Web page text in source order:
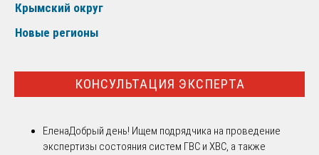
Крымский округ
Новые регионы
КОНСУЛЬТАЦИЯ ЭКСПЕРТА
ЕленаДобрый день! Ищем подрядчика на проведение
экспертизы состояния систем ГВС и ХВС, а также